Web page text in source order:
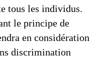
tous les individus.
le principe de
en considération
discrimination